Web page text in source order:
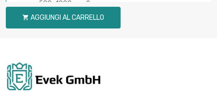
500x1000mm 2
st/pc
Spessore/Resistenza :
Spessore/Resistenza
: 2.032mm
 AGGIUNGI AL CARRELLO